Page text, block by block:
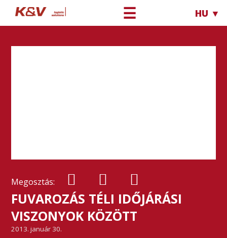
☰ HU ▼
Megosztás:
FUVAROZÁS TÉLI IDŐJÁRÁSI
VISZONYOK KÖZÖTT
2013. január 30.